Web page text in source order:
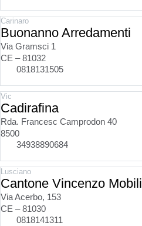
Carinaro
Buonanno Arredamenti
Via Gramsci 1
CE – 81032
0818131505
Vic
Cadirafina
Rda. Francesc Camprodon 40
8500
34938890684
Lusciano
Cantone Vincenzo Mobili
Via Acerbo, 153
CE – 81030
0818141311